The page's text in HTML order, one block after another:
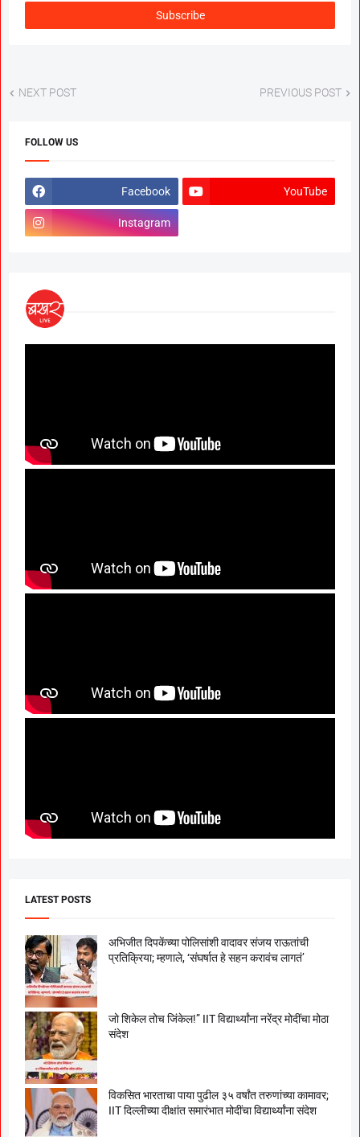
NEXT POST PREVIOUS POST
FOLLOW US
Facebook YouTube
Instagram
LATEST POSTS
अभिजीत दिपकेंच्या पोलिसांशी वादावर संजय राऊतांची
प्रतिक्रिया; म्हणाले, ‘संघर्षात हे सहन करावंच लागतं’
जो शिकेल तोच जिंकेल!” IIT विद्यार्थ्यांना नरेंद्र मोदींचा मोठा
संदेश
विकसित भारताचा पाया पुढील ३५ वर्षांत तरुणांच्या कामावर;
IIT दिल्लीच्या दीक्षांत समारंभात मोदींचा विद्यार्थ्यांना संदेश